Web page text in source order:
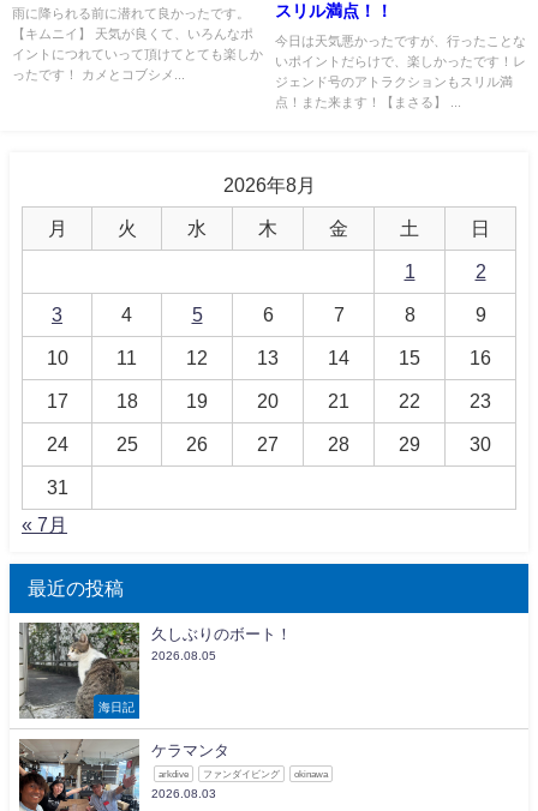
雨に降られる前に潜れて良かったです。
【キムニイ】 天気が良くて、いろんなポ
イントにつれていって頂けてとても楽しか
ったです！ カメとコブシメ...
スリル満点！！
今日は天気悪かったですが、行ったことな
いポイントだらけで、楽しかったです！レ
ジェンド号のアトラクションもスリル満
点！また来ます！【まさる】 ...
2026年8月
月 火 水 木 金 土 日
1 2
3 4 5 6 7 8 9
10 11 12 13 14 15 16
17 18 19 20 21 22 23
24 25 26 27 28 29 30
31
« 7月
最近の投稿
海日記
久しぶりのボート！
2026.08.05
ケラマンタ
arkdive ファンダイビング okinawa
2026.08.03